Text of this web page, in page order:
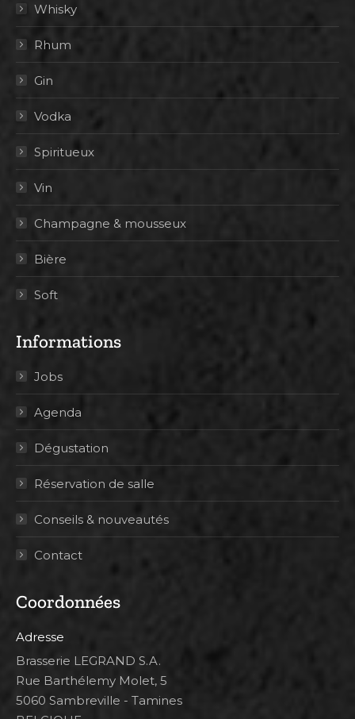
Whisky
Rhum
Gin
Vodka
Spiritueux
Vin
Champagne & mousseux
Bière
Soft
Informations
Jobs
Agenda
Dégustation
Réservation de salle
Conseils & nouveautés
Contact
Coordonnées
Adresse
Brasserie LEGRAND S.A.
Rue Barthélemy Molet, 5
5060 Sambreville - Tamines